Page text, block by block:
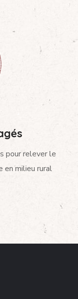
pour relever le
en milieu rural